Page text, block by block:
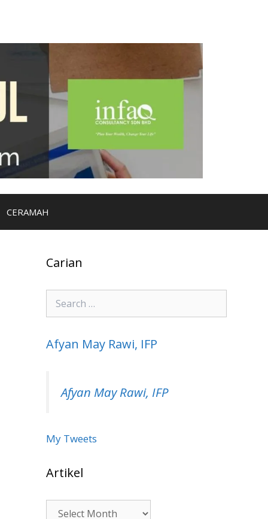
CERAMAH
Carian
Search
for:
Afyan May Rawi, IFP
Afyan May Rawi, IFP
My Tweets
Artikel
Artikel